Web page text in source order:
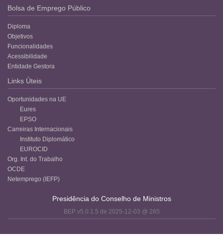
Bolsa de Emprego Público
Diploma
Objetivos
Funcionalidades
Acessibilidade
Entidade Gestora
Links Úteis
Oportunidades na UE
Eures
EPSO
Carreiras Internacionais
Instituto Diplomático
EUROCID
Org. Int. do Trabalho
OCDE
Netemprego (IEFP)
Presidência do Conselho de Ministros
BEP v5.0.1.5 de 2025-12-03 @ 265